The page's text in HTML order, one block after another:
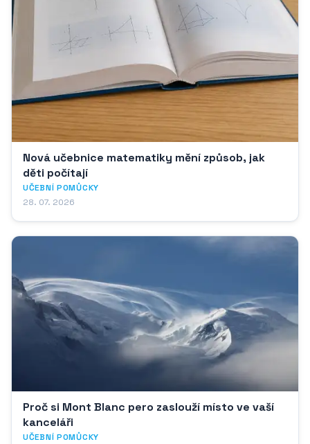
Nová učebnice matematiky mění způsob, jak
děti počítají
UČEBNÍ POMŮCKY
28. 07. 2026
Proč si Mont Blanc pero zaslouží místo ve vaší
kanceláři
UČEBNÍ POMŮCKY